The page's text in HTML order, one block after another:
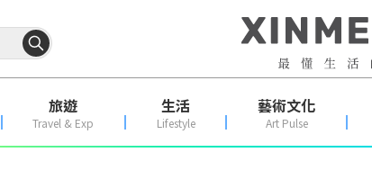
旅遊
Travel & Exp
生活
Lifestyle
藝術文化
Art Pulse